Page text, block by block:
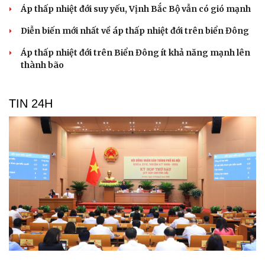
Áp thấp nhiệt đới suy yếu, Vịnh Bắc Bộ vẫn có gió mạnh
Diễn biến mới nhất về áp thấp nhiệt đới trên biển Đông
Áp thấp nhiệt đới trên Biển Đông ít khả năng mạnh lên
thành bão
TIN 24H